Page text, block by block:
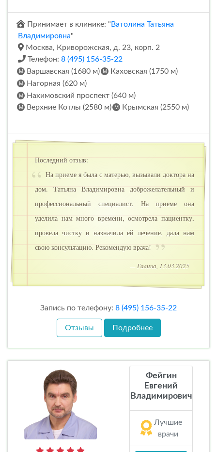
Принимает в клинике: " Ватолина Татьяна
Владимировна"
Москва, Криворожская, д. 23, корп. 2
Телефон: 8 (495) 156-35-22
Варшавская (1680 м)
Каховская (1750 м)
Нагорная (620 м)
Нахимовский проспект (640 м)
Верхние Котлы (2580 м)
Крымская (2550 м)
Последний отзыв:
На приеме я была с матерью, вызывали доктора на
дом. Татьяна Владимировна доброжелательный и
профессиональный специалист. На приеме она
уделила нам много времени, осмотрела пациентку,
провела чистку и назначила ей лечение, дала нам
свою консультацию. Рекомендую врача!
— Галина, 13.03.2025
Запись по телефону: 8 (495) 156-35-22
Отзывы Подробнее
Фейгин
Евгений
Владимирович
Лучшие
врачи